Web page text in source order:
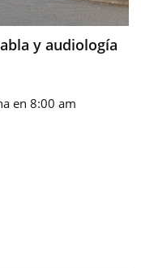
y audiología
en 8:00 am